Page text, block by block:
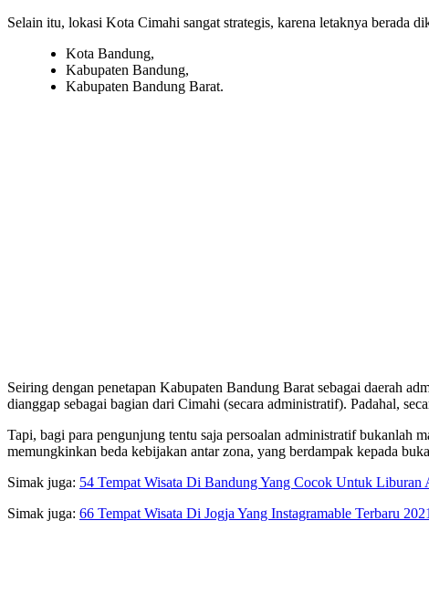
Selain itu, lokasi Kota Cimahi sangat strategis, karena letaknya berada
Kota Bandung,
Kabupaten Bandung,
Kabupaten Bandung Barat.
Seiring dengan penetapan Kabupaten Bandung Barat sebagai daerah
dianggap sebagai bagian dari Cimahi (secara administratif). Padahal,
Tapi, bagi para pengunjung tentu saja persoalan administratif bukanlah
memungkinkan beda kebijakan antar zona, yang berdampak kepada
Simak juga: 54 Tempat Wisata Di Bandung Yang Cocok Untuk Liburan
Simak juga: 66 Tempat Wisata Di Jogja Yang Instagramable Terbaru 2021